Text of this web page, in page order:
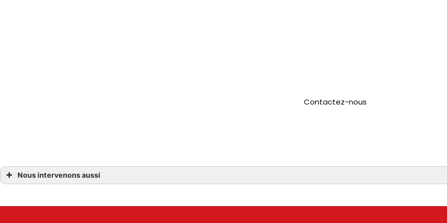
Contactez-nous
Nous intervenons aussi